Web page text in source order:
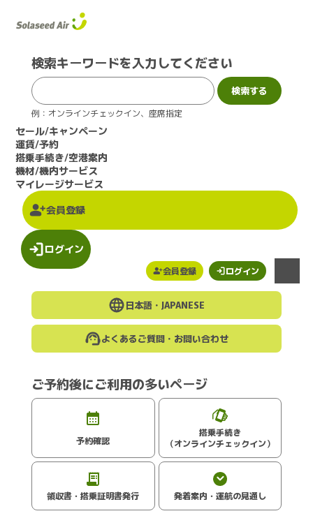
会員登録 ログイン
メニュー
検索キーワードを入力してください
例：オンラインチェックイン、座席指定
セール/キャンペーン
運賃/予約
搭乗手続き/空港案内
機材/機内サービス
マイレージサービス
会員登録
ログイン
日本語・ JAPANESE
よくあるご質問・お問い合わせ
ご予約後にご利用の多いページ
予約確認
搭乗手続き
（オンラインチェックイン）
領収書・搭乗証明書発行 発着案内・運航の見通し